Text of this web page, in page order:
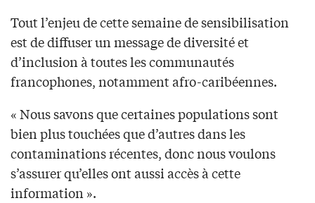
Tout l’enjeu de cette semaine de sensibilisation
est de diffuser un message de diversité et
d’inclusion à toutes les communautés
francophones, notamment afro-caribéennes.
« Nous savons que certaines populations sont
bien plus touchées que d’autres dans les
contaminations récentes, donc nous voulons
s’assurer qu’elles ont aussi accès à cette
information ».